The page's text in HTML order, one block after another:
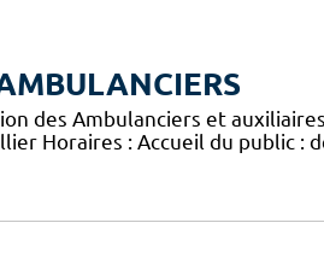
des Ambulanciers et
Horaires : Accueil du public